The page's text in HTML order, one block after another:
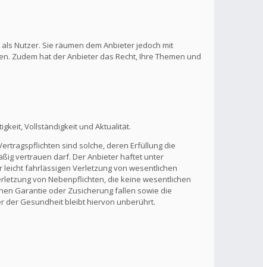
Nutzer. Sie räumen dem Anbieter jedoch mit
Zudem hat der Anbieter das Recht, Ihre Themen und
Vollständigkeit und Aktualität.
sind solche, deren Erfüllung die
vertrauen darf. Der Anbieter haftet unter
fahrlässigen Verletzung von wesentlichen
von Nebenpflichten, die keine wesentlichen
Garantie oder Zusicherung fallen sowie die
der Gesundheit bleibt hiervon unberührt.